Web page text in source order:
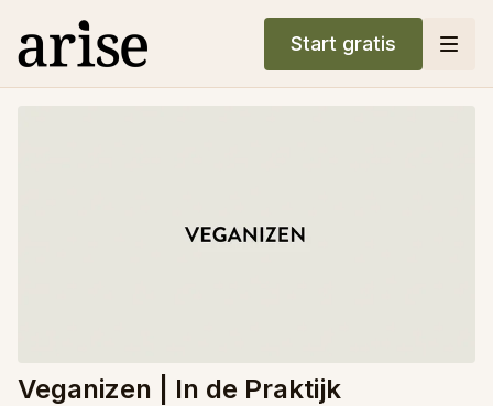
Start gratis
Veganizen | In de Praktijk